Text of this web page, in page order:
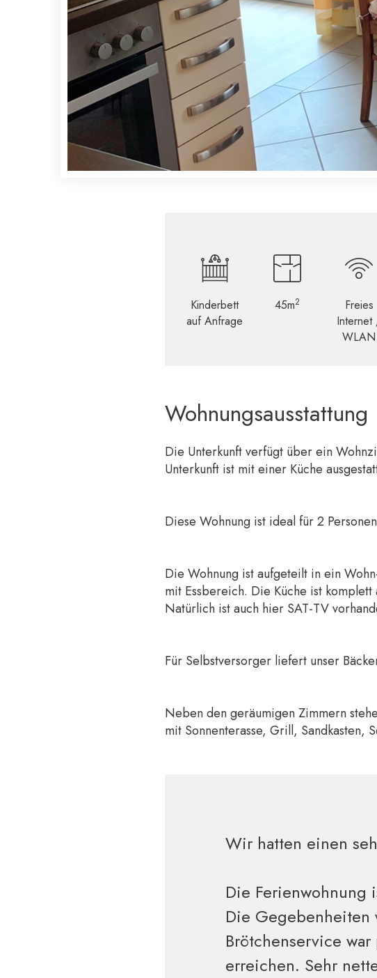
Kinderbett
auf Anfrage
45m2
Freies
WLAN
Wohnungsausstattung
Die Unterkunft verfügt über ein
Unterkunft ist mit einer Küche
Diese Wohnung ist ideal für 2
Die Wohnung ist aufgeteilt in ein
mit Essbereich. Die Küche ist komplett
Natürlich ist auch hier SAT-TV
Für Selbstversorger liefert unser
Neben den geräumigen Zimmern
mit Sonnenterasse, Grill, Sandkasten,
Wir hatten einen
Die
Die
Brötchenservice
erreichen. Sehr